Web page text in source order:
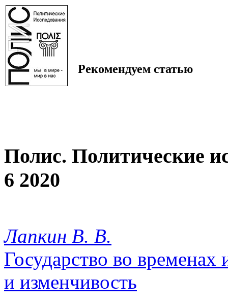
Рекомендуем статью
Полис. Политические
6 2020
Лапкин В. В.
Государство во временах
и изменчивость